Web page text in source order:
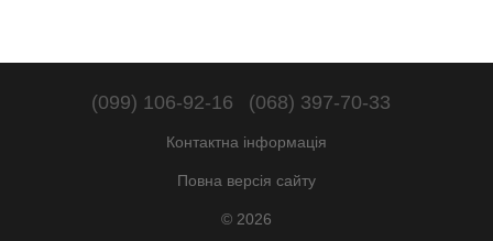
(099) 106-92-16 (068) 397-70-33
Контактна інформація
Повна версія сайту
© 2026